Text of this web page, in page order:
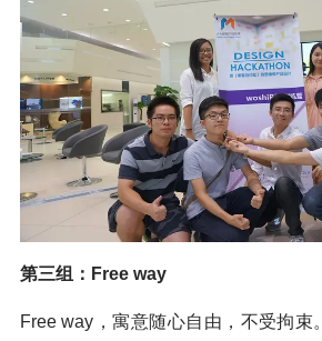
第三组：Free way
Free way，寓意随心自由，不受拘束